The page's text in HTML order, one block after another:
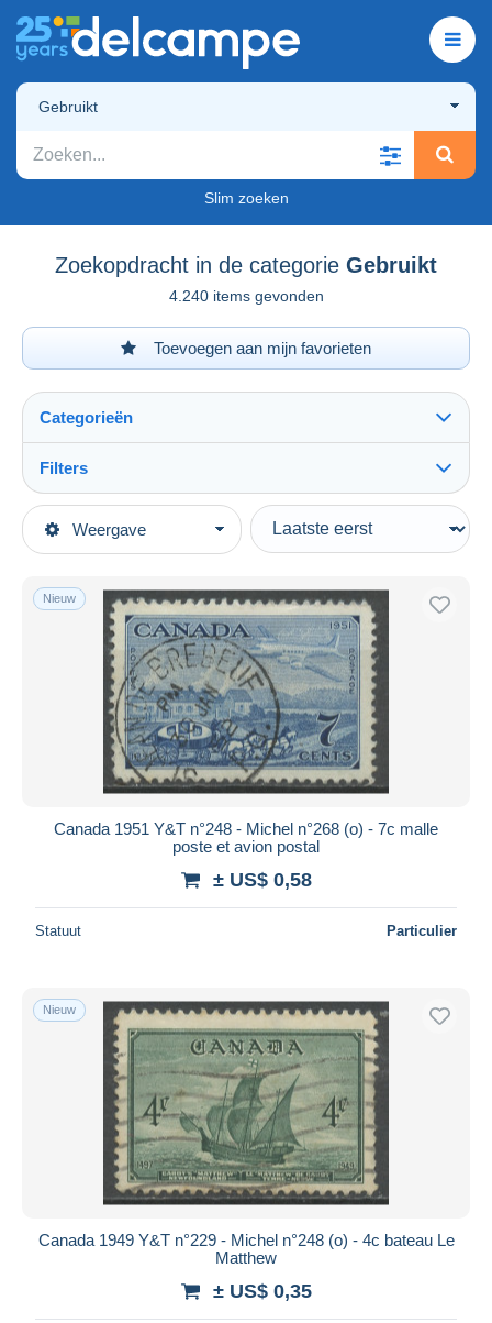
Gebruikt
Slim zoeken
Zoekopdracht in de categorie Gebruikt
4.240 items gevonden
Toevoegen aan mijn favorieten
Weergave
Categorieën
Topcategorieën
Amerika
Canada
1937-1952 Regering van George VI
Gebruikt
Filters
Type verkopen
Actief
Vaste prijs
Veiling met biedingen
Veilingen zonder biedingen
Veilinghuizen
Verkocht
Alle looptijden
Prijs
Gratis levering
Betaalmiddelen
PayPal
Bankoverschrijving
Visa
Mastercard
Bancontact
Nieuw
Canada 1951 Y&T n°248 - Michel n°268 (o) - 7c malle
poste et avion postal
± US$ 0,58
Statuut Particulier
Nieuw
Canada 1949 Y&T n°229 - Michel n°248 (o) - 4c bateau Le
Matthew
± US$ 0,35